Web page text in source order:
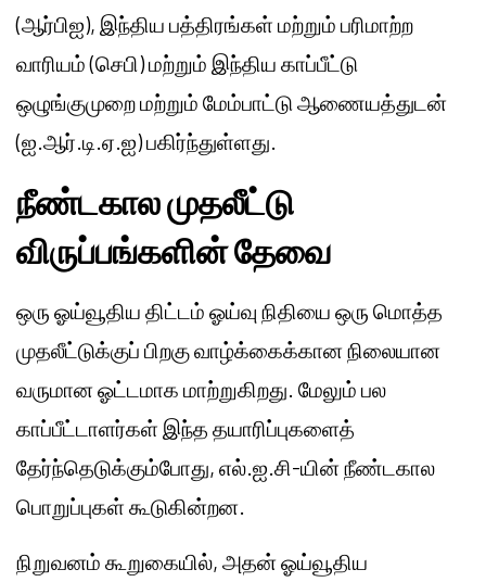
(ஆர்பிஐ), இந்திய பத்திரங்கள் மற்றும் பரிமாற்ற
வாரியம் (செபி) மற்றும் இந்திய காப்பீட்டு
ஒழுங்குமுறை மற்றும் மேம்பாட்டு ஆணையத்துடன்
(ஐ.ஆர்.டி.ஏ.ஐ) பகிர்ந்துள்ளது.
நீண்டகால முதலீட்டு
விருப்பங்களின் தேவை
ஒரு ஓய்வூதிய திட்டம் ஓய்வு நிதியை ஒரு மொத்த
முதலீட்டுக்குப் பிறகு வாழ்க்கைக்கான நிலையான
வருமான ஓட்டமாக மாற்றுகிறது. மேலும் பல
காப்பீட்டாளர்கள் இந்த தயாரிப்புகளைத்
தேர்ந்தெடுக்கும்போது, எல்.ஐ.சி-யின் நீண்டகால
பொறுப்புகள் கூடுகின்றன.
நிறுவனம் கூறுகையில், அதன் ஓய்வூதிய